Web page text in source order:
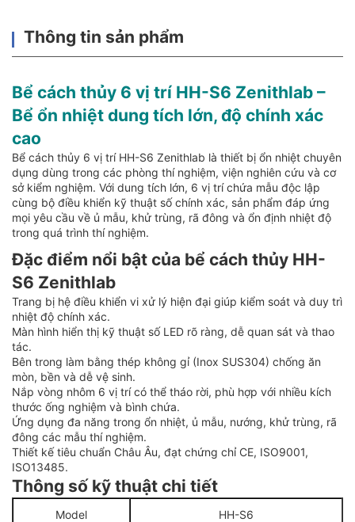
Thông tin sản phẩm
Bể cách thủy 6 vị trí HH-S6 Zenithlab –
Bể ổn nhiệt dung tích lớn, độ chính xác
cao
Bể cách thủy 6 vị trí HH-S6 Zenithlab là thiết bị ổn nhiệt chuyên
dụng dùng trong các phòng thí nghiệm, viện nghiên cứu và cơ
sở kiểm nghiệm. Với dung tích lớn, 6 vị trí chứa mẫu độc lập
cùng bộ điều khiển kỹ thuật số chính xác, sản phẩm đáp ứng
mọi yêu cầu về ủ mẫu, khử trùng, rã đông và ổn định nhiệt độ
trong quá trình thí nghiệm.
Đặc điểm nổi bật của bể cách thủy HH-
S6 Zenithlab
Trang bị hệ điều khiển vi xử lý hiện đại giúp kiểm soát và duy trì
nhiệt độ chính xác.
Màn hình hiển thị kỹ thuật số LED rõ ràng, dễ quan sát và thao
tác.
Bên trong làm bằng thép không gỉ (Inox SUS304) chống ăn
mòn, bền và dễ vệ sinh.
Nắp vòng nhôm 6 vị trí có thể tháo rời, phù hợp với nhiều kích
thước ống nghiệm và bình chứa.
Ứng dụng đa năng trong ổn nhiệt, ủ mẫu, nướng, khử trùng, rã
đông các mẫu thí nghiệm.
Thiết kế tiêu chuẩn Châu Âu, đạt chứng chỉ CE, ISO9001,
ISO13485.
Thông số kỹ thuật chi tiết
Model HH-S6